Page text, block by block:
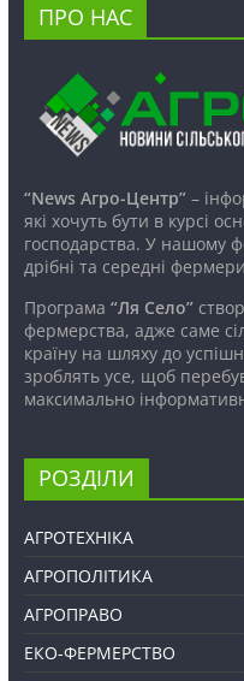
ПРО НАС
“News Агро-Центр”–
які хочуть бути в курсі
господарства. У нашому
дрібні та середні
Програма “Ля Село”
фермерства, адже саме
країну на шляху до
зроблять усе, щоб
максимально
РОЗДІЛИ
АГРОТЕХНІКА
АГРОПОЛІТИКА
АГРОПРАВО
ЕКО-ФЕРМЕРСТВО